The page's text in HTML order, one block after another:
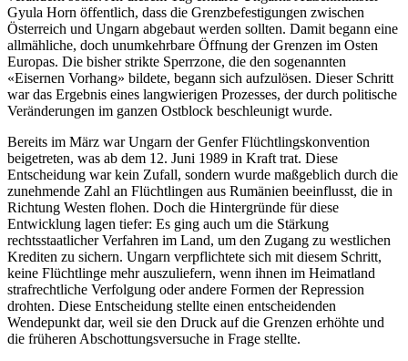
Gyula Horn öffentlich, dass die Grenzbefestigungen zwischen
Österreich und Ungarn abgebaut werden sollten. Damit begann eine
allmähliche, doch unumkehrbare Öffnung der Grenzen im Osten
Europas. Die bisher strikte Sperrzone, die den sogenannten
«Eisernen Vorhang» bildete, begann sich aufzulösen. Dieser Schritt
war das Ergebnis eines langwierigen Prozesses, der durch politische
Veränderungen im ganzen Ostblock beschleunigt wurde.
Bereits im März war Ungarn der Genfer Flüchtlingskonvention
beigetreten, was ab dem 12. Juni 1989 in Kraft trat. Diese
Entscheidung war kein Zufall, sondern wurde maßgeblich durch die
zunehmende Zahl an Flüchtlingen aus Rumänien beeinflusst, die in
Richtung Westen flohen. Doch die Hintergründe für diese
Entwicklung lagen tiefer: Es ging auch um die Stärkung
rechtsstaatlicher Verfahren im Land, um den Zugang zu westlichen
Krediten zu sichern. Ungarn verpflichtete sich mit diesem Schritt,
keine Flüchtlinge mehr auszuliefern, wenn ihnen im Heimatland
strafrechtliche Verfolgung oder andere Formen der Repression
drohten. Diese Entscheidung stellte einen entscheidenden
Wendepunkt dar, weil sie den Druck auf die Grenzen erhöhte und
die früheren Abschottungsversuche in Frage stellte.